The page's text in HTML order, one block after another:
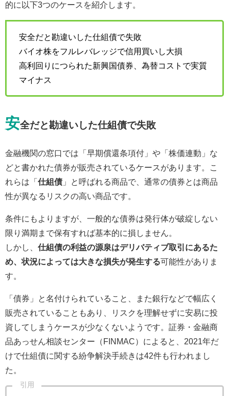
的に以下3つのケースを紹介します。
安全だと勘違いした仕組債で失敗
バイオ株をフルレバレッジで信用買いし大損
高利回りにつられた新興国債券、為替コストで実質
マイナス
安全だと勘違いした仕組債で失敗
金融機関の窓口では「早期償還条項付」や「株価連動」な
どと書かれた債券が販売されているケースがあります。こ
れらは「 仕組債 」と呼ばれる商品で、通常の債券とは商品
性が異なるリスクの高い商品です。
条件にもよりますが、一般的な債券は発行体が破綻しない
限り満期まで保有すれば基本的に損しません。
しかし、 仕組債の利益の源泉はデリバティブ取引にあるた
め、状況によっては大きな損失が発生する可能性がありま
す。
「債券」と名付けられていること、また銀行などで幅広く
販売されていることもあり、リスクを理解せずに安易に投
資してしまうケースが少なくないようです。証券・金融商
品あっせん相談センター（FINMAC）によると、2021年だ
けで仕組債に関する紛争解決手続きは42件も行われまし
た。
引用